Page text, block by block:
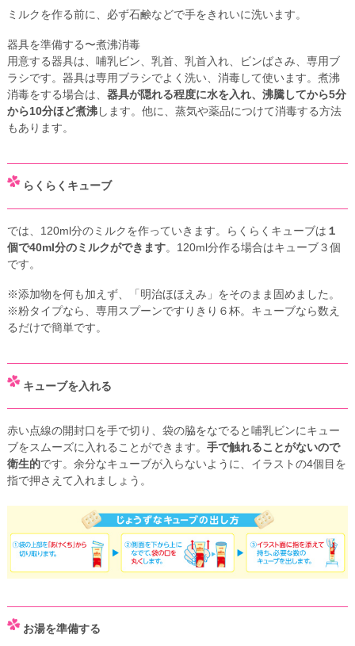
ミルクを作る前に、必ず石鹸などで手をきれいに洗います。
器具を準備する〜煮沸消毒
用意する器具は、哺乳ビン、乳首、乳首入れ、ビンばさみ、専用ブ
ラシです。器具は専用ブラシでよく洗い、消毒して使います。煮沸
消毒をする場合は、 器具が隠れる程度に水を入れ、沸騰してから5分
から10分ほど煮沸します。他に、蒸気や薬品につけて消毒する方法
もあります。
らくらくキューブ
では、120ml分のミルクを作っていきます。らくらくキューブは １
個で40ml分のミルクができます。120ml分作る場合はキューブ３個
です。
※添加物を何も加えず、「明治ほほえみ」をそのまま固めました。
※粉タイプなら、専用スプーンですりきり６杯。キューブなら数え
るだけで簡単です。
キューブを入れる
赤い点線の開封口を手で切り、袋の脇をなでると哺乳ビンにキュー
ブをスムーズに入れることができます。 手で触れることがないので
衛生的です。余分なキューブが入らないように、イラストの4個目を
指で押さえて入れましょう。
お湯を準備する